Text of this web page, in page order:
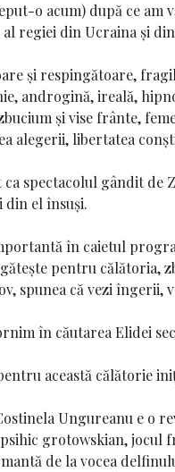
o acum) după ce
regiei din Ucraina și
și respingătoare,
androgină, ireală,
și vise frânte,
alegerii, libertatea
spectacolul gândit de
din el însuși.
în caietul
pentru călătoria,
spunea că vezi
în căutarea Elidei
această călătorie
Ungureanu e o
grotowskian, jocul
de la vocea